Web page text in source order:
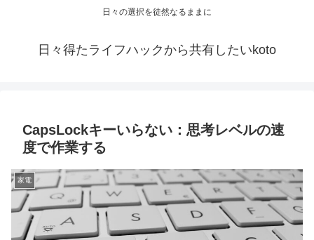
日々の選択を徒然なるままに
日々得たライフハックから共有したいkoto
CapsLockキーいらない：思考レベルの速
度で作業する
家電